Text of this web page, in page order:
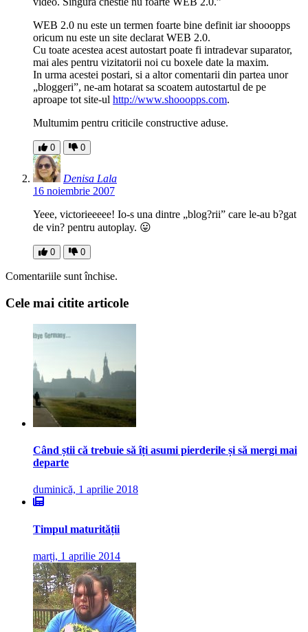
WEB 2.0 nu este un termen foarte bine definit iar shooopps
oricum nu este un site declarat WEB 2.0.
Cu toate acestea acest autostart poate fi intradevar suparator,
mai ales pentru vizitatorii noi cu boxele date la maxim.
In urma acestei postari, si a altor comentarii din partea unor
„bloggeri”, ne-am hotarat sa scoatem autostartul de pe
aproape tot site-ul http://www.shooopps.com.
Multumim pentru criticile constructive aduse.
0 0
Denisa Lala
16 noiembrie 2007
Yeee, victorieeeee! Io-s una dintre „blog?rii” care le-au b?gat
de vin? pentru autoplay. 😛
0 0
Comentariile sunt închise.
Cele mai citite articole
Când știi că trebuie să îți asumi pierderile și să mergi mai
departe
duminică, 1 aprilie 2018
Timpul maturității
marți, 1 aprilie 2014